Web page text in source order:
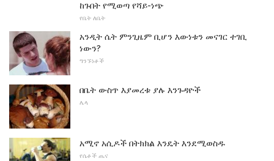
ከጉበት የሚወጣ የሻይ-ነጭ
የቤት ለቤት
አንዲት ሴት ምንጊዜም ቢሆን እውነቱን መናገር ተገቢ
ነውን?
ግንኙነቶች
በቤት ውስጥ እያመረቱ ያሉ እንጉዳዮች
ሌላ
አሚኖ አሲዶች በትክክል እንዴት እንደሚወስዱ
የሴቶች ጤና